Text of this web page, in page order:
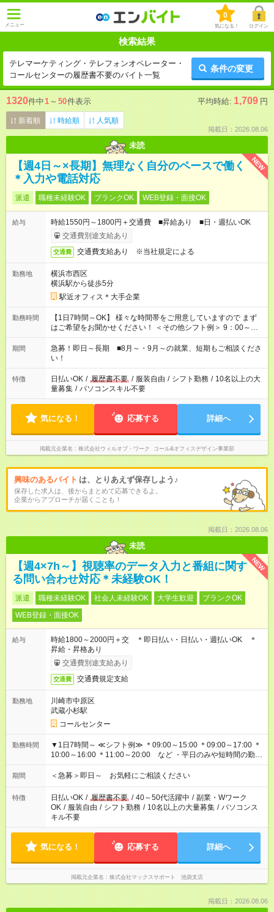
メニュー
0
気になる！ ログイン
検索結果
テレマーケティング・テレフォンオペレーター・
コールセンターの履歴書不要のバイト一覧
条件の変更
1320件中1 ～ 50件表示 平均時給: 1,709 円
新着順 時給順 人気順
掲載日：2026.08.06
未読
NEW
【週4日～×長期】無理なく自分のペースで働く
＊入力や電話対応
派遣 職種未経験OK ブランクOK WEB登録・面接OK
給与
時給1550円～1800円＋交通費 ■昇給あり ■日・週払いOK
交通費別途支給あり
交通費 交通費支給あり ※当社規定による
勤務地
横浜市西区
横浜駅から徒歩5分
駅近オフィス＊大手企業
勤務時間
【1日7時間～OK】 様々な時間帯をご用意していますので まず
はご希望をお聞かせください！ ＜その他シフト例＞ 9：00～
17：00 11：00～20：00 などなど！その他のお時間もOKです！
期間
急募！即日～長期 ■8月～・9月～の就業、短期もご相談くださ
い！
特徴 日払いOK / 履歴書不要 / 服装自由 / シフト勤務 / 10名以上の大
量募集 / パソコンスキル不要
気になる！ 応募する 詳細へ
掲載元企業名 株式会社ウィルオブ・ワーク コール&オフィスデザイン事業部
興味のあるバイト は、とりあえず保存しよう♪
保存した求人は、後からまとめて応募できるよ。
企業からアプローチが届くことも！
掲載日：2026.08.06
未読
NEW
【週4×7h～】視聴率のデータ入力と番組に関す
る問い合わせ対応＊未経験OK！
派遣 職種未経験OK 社会人未経験OK 大学生歓迎
ブランクOK
WEB登録・面接OK
給与
時給1800～2000円＋交 ＊即日払い・日払い・週払いOK ＊
昇給・昇格あり
交通費別途支給あり
交通費 交通費規定支給
勤務地
川崎市中原区
武蔵小杉駅
コールセンター
勤務時間
▼1日7時間～ ≪シフト例≫ ＊09:00～15:00 ＊09:00～17:00 ＊
10:00～16:00 ＊11:00～20:00 など ・平日のみや短時間の勤務
もOK！ ・働き方はお気軽にご相談下さい
期間 ＜急募＞即日～ お気軽にご相談ください
特徴 日払いOK / 履歴書不要 / 40～50代活躍中 / 副業・Wワーク
OK / 服装自由 / シフト勤務 / 10名以上の大量募集 / パソコンス
キル不要
気になる！ 応募する 詳細へ
掲載元企業名 株式会社マックスサポート 池袋支店
掲載日：2026.08.06